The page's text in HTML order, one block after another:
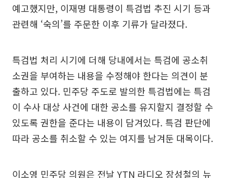
예고했지만, 이재명 대통령이 특검법 추진 시기 등과
관련해 ‘숙의’를 주문한 이후 기류가 달라졌다.
특검법 처리 시기에 더해 당내에서는 특검에 공소취
소권을 부여하는 내용을 수정해야 한다는 의견이 분
출하고 있다. 민주당 주도로 발의한 특검법에는 특검
이 수사 대상 사건에 대한 공소를 유지할지 결정할 수
있도록 권한을 준다는 내용이 담겨있다. 특검 판단에
따라 공소를 취소할 수 있는 여지를 남겨둔 대목이다.
이소영 민주당 의원은 전날 YTN 라디오 장성철의 뉴